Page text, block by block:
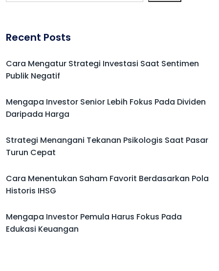
Recent Posts
Cara Mengatur Strategi Investasi Saat Sentimen
Publik Negatif
Mengapa Investor Senior Lebih Fokus Pada Dividen
Daripada Harga
Strategi Menangani Tekanan Psikologis Saat Pasar
Turun Cepat
Cara Menentukan Saham Favorit Berdasarkan Pola
Historis IHSG
Mengapa Investor Pemula Harus Fokus Pada
Edukasi Keuangan